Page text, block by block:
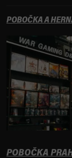
POBOČKA A
POBOČKA